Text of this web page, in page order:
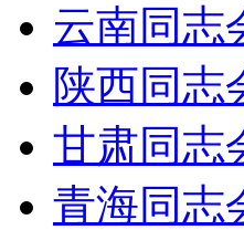
云南同志
陕西同志
甘肃同志
青海同志